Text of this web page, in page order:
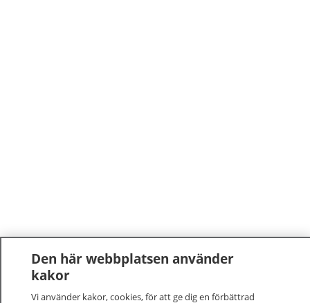
Den här webbplatsen använder
kakor
Vi använder kakor, cookies, för att ge dig en förbättrad